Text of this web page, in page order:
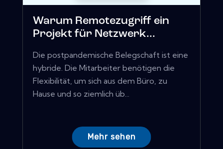
Warum Remotezugriff ein
Projekt für Netzwerk...
Die postpandemische Belegschaft ist eine
hybride. Die Mitarbeiter benötigen die
Flexibilität, um sich aus dem Büro, zu
Hause und so ziemlich üb...
Mehr sehen